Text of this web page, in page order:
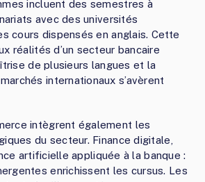
incluent des semestres à
avec des universités
cours dispensés en anglais. Cette
réalités d’un secteur bancaire
de plusieurs langues et la
internationaux s’avèrent
intègrent également les
du secteur. Finance digitale,
artificielle appliquée à la banque :
enrichissent les cursus. Les